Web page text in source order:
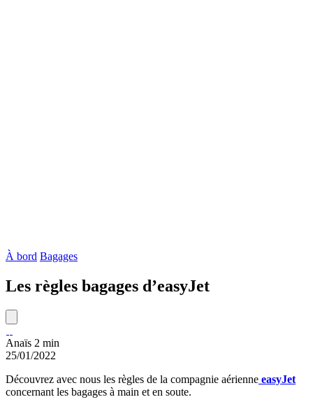
À bord Bagages
Les règles bagages d’easyJet
Anaïs 2 min
25/01/2022
Découvrez avec nous les règles de la compagnie aérienne easyJet
concernant les bagages à main et en soute.